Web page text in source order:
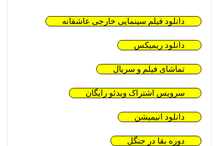
دانلود فیلم سینمایی خارجی عاشقانه
دانلود ریمیکس
تماشای فیلم و سریال
سرویس اشتراک ویدئو رایگان
دانلود انیمیشن
دوره بقا در جنگل